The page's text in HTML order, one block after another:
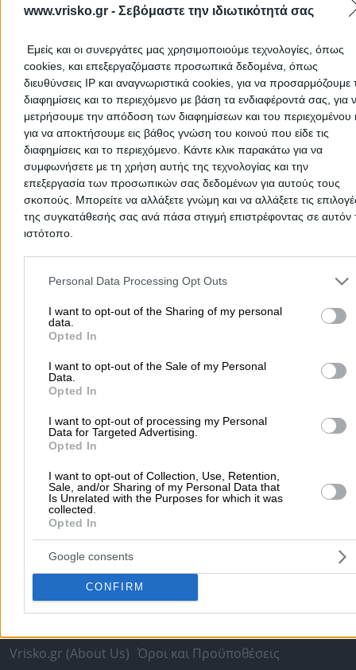
www.vrisko.gr - Σεβόμαστε την ιδιωτικότητά σας
Εμείς και οι συνεργάτες μας χρησιμοποιούμε τεχνολογίες, όπως
cookies, και επεξεργαζόμαστε προσωπικά δεδομένα, όπως
διευθύνσεις IP και αναγνωριστικά cookies, για να προσαρμόζουμε
διαφημίσεις και το περιεχόμενο με βάση τα ενδιαφέροντά σας, για
μετρήσουμε την απόδοση των διαφημίσεων και του περιεχομένου
για να αποκτήσουμε εις βάθος γνώση του κοινού που είδε τις
διαφημίσεις και το περιεχόμενο. Κάντε κλικ παρακάτω για να
συμφωνήσετε με τη χρήση αυτής της τεχνολογίας και την
επεξεργασία των προσωπικών σας δεδομένων για αυτούς τους
σκοπούς. Μπορείτε να αλλάξετε γνώμη και να αλλάξετε τις
της συγκατάθεσής σας ανά πάσα στιγμή επιστρέφοντας σε αυτόν
ιστότοπο.
Please note that this website/app uses one or more Google
and may gather and store information including but not limited to
to Google and its third-party tags to use your data for below
purposes in below Google consent section.
Personal Data Processing Opt Outs
I want to opt-out of the Sharing of my personal
data.
Opted In
I want to opt-out of the Sale of my Personal
Data.
Opted In
I want to opt-out of processing my Personal
Data for Targeted Advertising.
Opted In
I want to opt-out of Collection, Use, Retention,
Sale, and/or Sharing of my Personal Data that
Is Unrelated with the Purposes for which it was
collected.
Opted In
Google consents
CONFIRM
Οικιακές Εγκαταστάσεις
Δημοφιλείς Αναζητήσεις
Μετακομίσεις & Μεταφορές Κλειδιά & Κλειδαριές
Ψυχολόγοι Παιδικοί Σταθμοί Οδοντίατροι
Συνεργεία Αυτοκινήτων
Υδραυλικοί - Υδραυλικές Εγκαταστάσεις
περισσότερα >>
Θεσσαλονίκη Πάτρα Λάρισα
Πειραιάς Κέρκυρα Χανιά Καλαμάτα
περισσότερα >>
Χρήσιμα Σήμερα
Τιμές Καυσίμων Ταχυδρομικοί Κώδικες Στοιχεία Α.Φ.Μ.
Δρομολόγια Πλοίων
Υπηρεσίες Προβολής
Διαφημιστείτε στο Vrisko.gr
Κατασκευή Website Κατασκευή eshop
Μηχανές Αναζήτησης
Διαφήμιση στα social media
Vrisko.gr (About Us) Όροι και Προϋποθέσεις